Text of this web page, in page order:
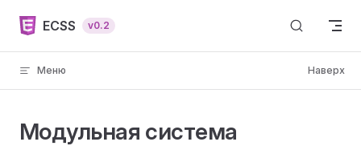
Skip to content
ECSS v0.2
Меню Наверх
Модульная система